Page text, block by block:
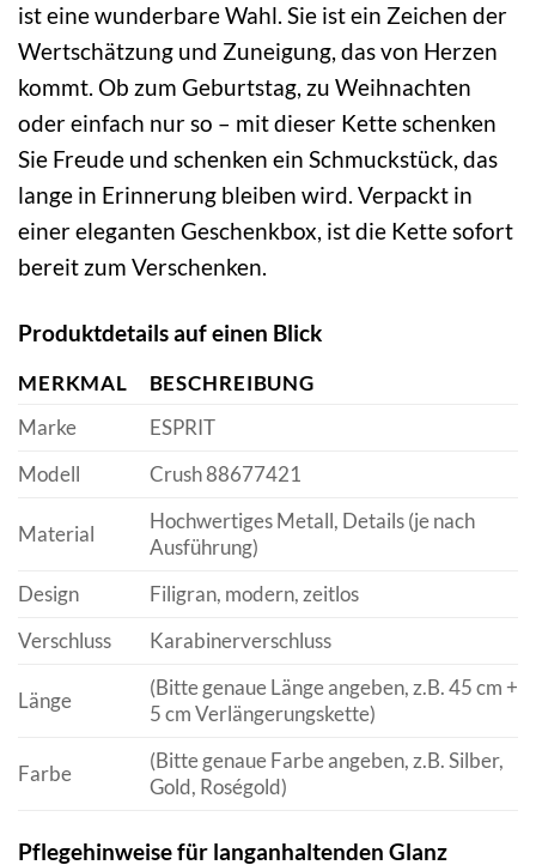
ist eine wunderbare Wahl. Sie ist ein Zeichen der
Wertschätzung und Zuneigung, das von Herzen
kommt. Ob zum Geburtstag, zu Weihnachten
oder einfach nur so – mit dieser Kette schenken
Sie Freude und schenken ein Schmuckstück, das
lange in Erinnerung bleiben wird. Verpackt in
einer eleganten Geschenkbox, ist die Kette sofort
bereit zum Verschenken.
Produktdetails auf einen Blick
MERKMAL
BESCHREIBUNG
Marke
ESPRIT
Modell
Crush 88677421
Material
Hochwertiges Metall, Details (je nach
Ausführung)
Design
Filigran, modern, zeitlos
Verschluss
Karabinerverschluss
Länge
(Bitte genaue Länge angeben, z.B. 45 cm +
5 cm Verlängerungskette)
Farbe
(Bitte genaue Farbe angeben, z.B. Silber,
Gold, Roségold)
Pflegehinweise für langanhaltenden Glanz